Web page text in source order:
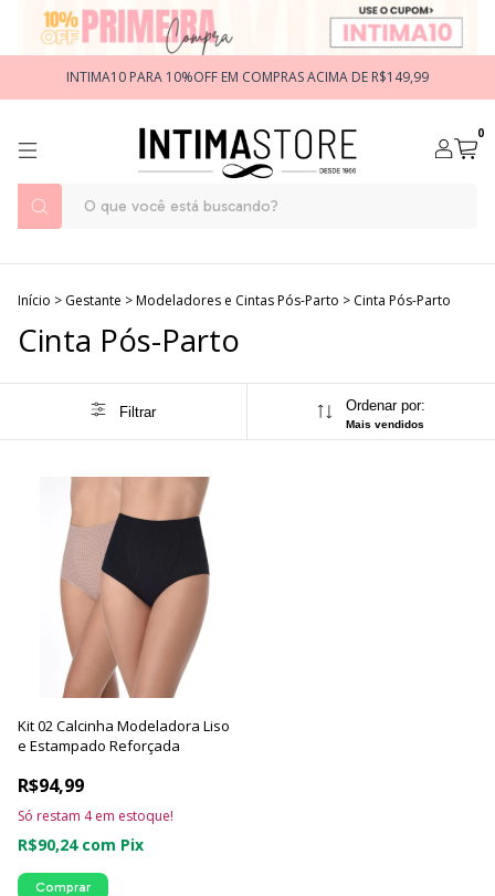
INTIMA10 PARA 10%OFF EM COMPRAS ACIMA DE R$149,99
0
Início > Gestante >Modeladores e Cintas Pós-Parto > Cinta Pós-Parto
Cinta Pós-Parto
Filtrar Ordenar por:
Mais vendidos
Kit 02 Calcinha Modeladora Liso
e Estampado Reforçada
R$94,99
R$90,24 com Pix
Só restam 4em estoque!
Comprar